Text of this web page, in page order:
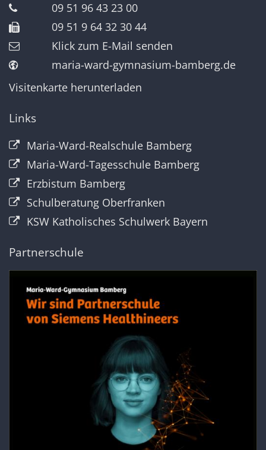
09 51 96 43 23 00
09 51 9 64 32 30 44
Klick zum E-Mail senden
maria-ward-gymnasium-bamberg.de
Visitenkarte herunterladen
Links
Maria-Ward-Realschule Bamberg
Maria-Ward-Tagesschule Bamberg
Erzbistum Bamberg
Schulberatung Oberfranken
KSW Katholisches Schulwerk Bayern
Partnerschule